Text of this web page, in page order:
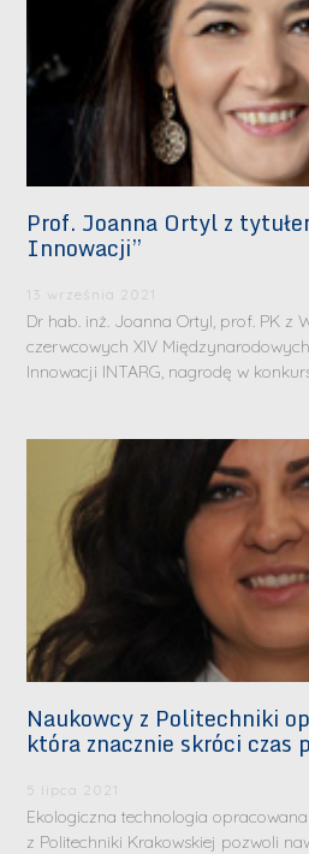
Prof. Joanna Ortyl z
Innowacji”
13 września 2021
Dr hab. inż. Joanna Ortyl, prof. PK z
czerwcowych XIV
Innowacji INTARG, nagrodę w
Naukowcy z Politechniki
która znacznie skróci czas
5 lipca 2021
Ekologiczna technologia
z Politechniki Krakowskiej pozwoli